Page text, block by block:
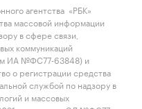
агентства «РБК»
массовой информации
в сфере связи,
коммуникаций
ИА №ФС77-63848) и
о регистрации средства
службой по надзору в
и массовых